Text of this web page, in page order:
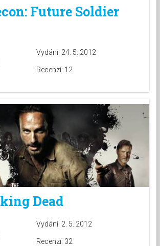
Future Soldier
Vydání: 24. 5. 2012
Recenzí: 12
Dead
Vydání: 2. 5. 2012
Recenzí: 32